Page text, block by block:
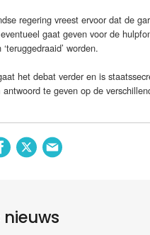
regering vreest ervoor dat de
gaat geven voor de
worden.
het debat verder en is
te geven op de